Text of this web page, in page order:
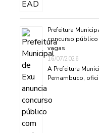
Prefeitura
concurso público
vagas
16/07/2026
A Prefeitura
Pernambuco,